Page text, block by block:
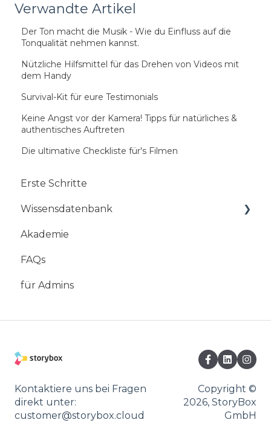
Verwandte Artikel
Der Ton macht die Musik - Wie du Einfluss auf die
Tonqualität nehmen kannst.
Nützliche Hilfsmittel für das Drehen von Videos mit
dem Handy
Survival-Kit für eure Testimonials
Keine Angst vor der Kamera! Tipps für natürliches &
authentisches Auftreten
Die ultimative Checkliste für's Filmen
Erste Schritte
Wissensdatenbank
Mobile App
StoryBox Web-Studio
StoryBox Cloud
Akademie
FAQs
für Admins
Kontaktiere uns bei Fragen
direkt unter:
customer@storybox.cloud
Copyright ©
2026, StoryBox
GmbH